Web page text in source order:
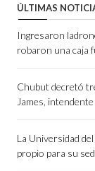
ÚLTIMAS
Ingresaron
robaron una caja
Chubut decretó
James,
La Universidad
propio para su